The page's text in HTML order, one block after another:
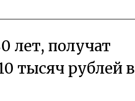
лет, получат
тысяч рублей в